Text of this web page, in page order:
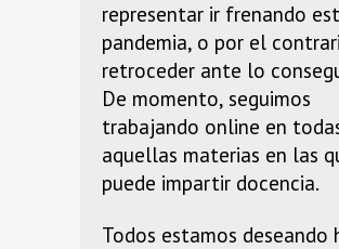
representar ir frenando
pandemia, o por el
retroceder ante lo
De momento, seguimos
trabajando online en
aquellas materias en las
puede impartir docencia.
Todos estamos deseando